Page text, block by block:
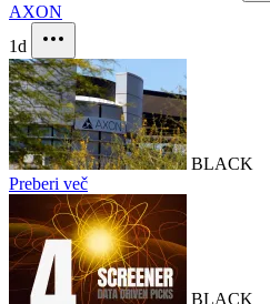
AXON
1d
BLACK
Preberi več
BLACK